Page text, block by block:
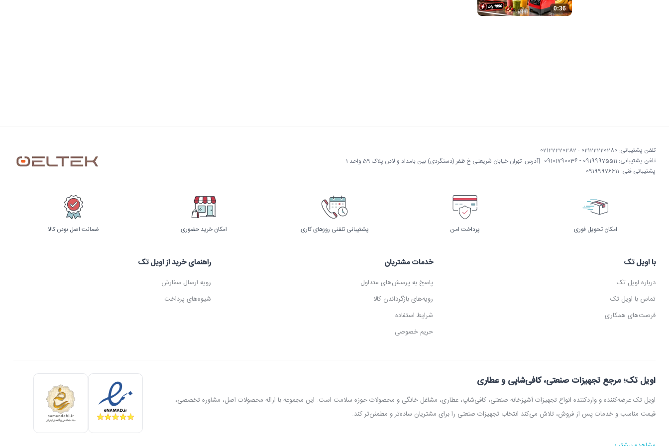
0:36
تلفن پشتیبانی: 02122220280 - 02122220282
تلفن پشتیبانی: 09199975511 - 09101790036
پشتیبانی فنی: 09199976611
|آدرس: تهران خیابان شریعتی خ ظفر (دستگردی) بین بامداد و لادن پلاک 59 واحد 1
امکان تحویل فوری پرداخت امن پشتیبانی تلفنی روزهای کاری امکان خرید حضوری ضمانت اصل بودن کالا
با اویل تک
درباره اویل تک
تماس با اویل تک
فرصت‌های همکاری
خدمات مشتریان
پاسخ به پرسش‌های متداول
رویه‌های بازگرداندن کالا
شرایط استفاده
حریم خصوصی
راهنمای خرید از اویل تک
رویه ارسال سفارش
شیوه‌های پرداخت
اویل تک؛ مرجع تجهیزات صنعتی، کافی‌شاپی و عطاری
اویل تک عرضه‌کننده و واردکننده انواع تجهیزات آشپزخانه صنعتی، کافی‌شاپ، عطاری، مشاغل خانگی و محصولات حوزه سلامت است. این مجموعه با ارائه محصولات اصل، مشاوره تخصصی،
در اویل تک می‌توانید انواع دستگاه آسیاب عطاری، آسیاب قهوه، دستگاه روغن‌گیری، ارده‌گیری و کره‌گیری، دستگاه بخور، بویلر آب جوش، اسپرسوساز، گریل، سرخ‌کن، خمیرگیر، میکسر قنادی،